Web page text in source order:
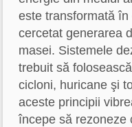
este transformată
cercetat generarea
masei. Sistemele
trebuit să
cicloni, huricane şi
aceste principii
începe să rezoneze